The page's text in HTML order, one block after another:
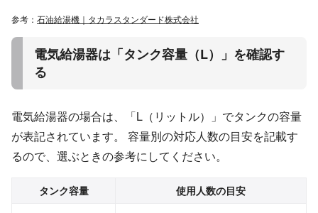
参考： 石油給湯機｜タカラスタンダード株式会社
電気給湯器は「タンク容量（L）」を確認す
る
電気給湯器の場合は、「L（リットル）」でタンクの容量
が表記されています。 容量別の対応人数の目安を記載す
るので、選ぶときの参考にしてください。
タンク容量 使用人数の目安